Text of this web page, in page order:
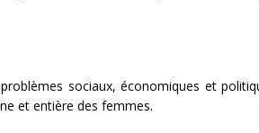
sociaux, économiques et
et entière des femmes.